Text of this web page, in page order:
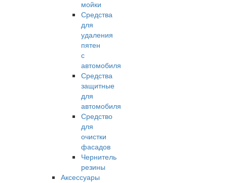
мойки
Средства
для
удаления
пятен
с
автомобиля
Средства
защитные
для
автомобиля
Средство
для
очистки
фасадов
Чернитель
резины
Аксессуары